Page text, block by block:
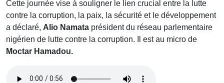
Cette journée vise à souligner le lien crucial entre la lutte
contre la corruption, la paix, la sécurité et le développement
a déclaré, Alio Namata président du réseau parlementaire
nigérien de lutte contre la corruption. Il est au micro de
Moctar Hamadou.